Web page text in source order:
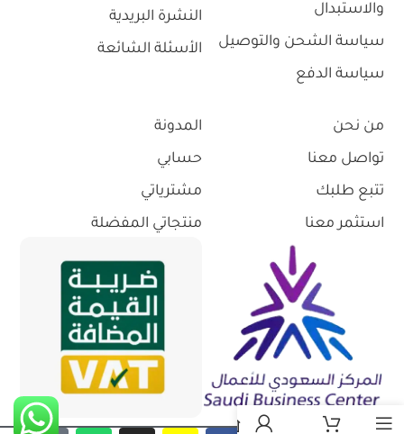
والاستبدال
سياسة الشحن والتوصيل
سياسة الدفع
النشرة البريدية
الأسئلة الشائعة
من نحن
تواصل معنا
تتبع طلبك
استثمر معنا
المدونة
حسابي
مشترياتي
منتجاتي المفضلة